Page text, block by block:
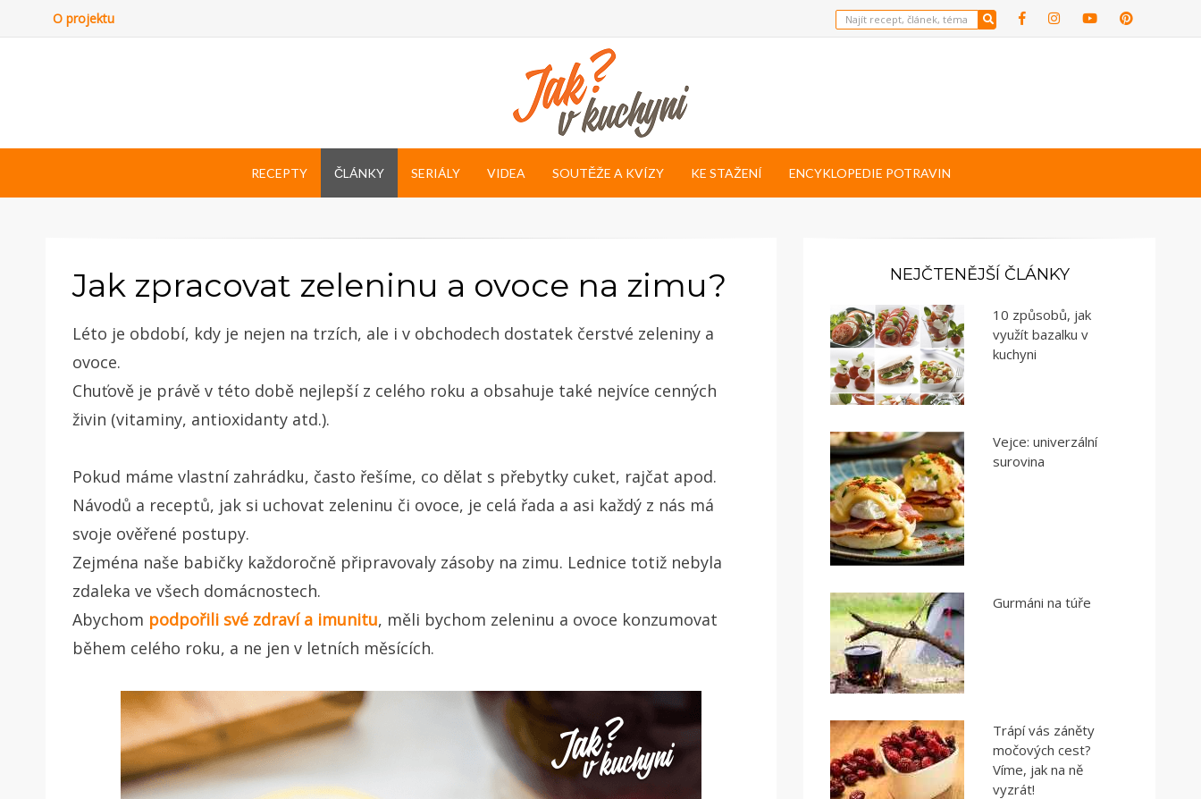
O projektu
RECEPTY ČLÁNKY SERIÁLY VIDEA SOUTĚŽE A KVÍZY KE STAŽENÍ ENCYKLOPEDIE POTRAVIN
Jak zpracovat zeleninu a ovoce na zimu?
Léto je období, kdy je nejen na trzích, ale i v obchodech dostatek čerstvé zeleniny a
ovoce.
Chuťově je právě v této době nejlepší z celého roku a obsahuje také nejvíce cenných
živin (vitaminy, antioxidanty atd.).
Pokud máme vlastní zahrádku, často řešíme, co dělat s přebytky cuket, rajčat apod.
Návodů a receptů, jak si uchovat zeleninu či ovoce, je celá řada a asi každý z nás má
svoje ověřené postupy.
Zejména naše babičky každoročně připravovaly zásoby na zimu. Lednice totiž nebyla
zdaleka ve všech domácnostech.
Abychom podpořili své zdraví a imunitu, měli bychom zeleninu a ovoce konzumovat
během celého roku, a ne jen v letních měsících.
NEJČTENĚJŠÍ ČLÁNKY
10 způsobů, jak
využít bazalku v
kuchyni
Vejce: univerzální
surovina
Gurmáni na túře
Trápí vás záněty
močových cest?
Víme, jak na ně
vyzrát!